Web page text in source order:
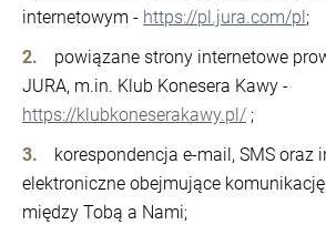
internetowym - https://pl.jura.com/pl;
powiązane strony internetowe
JURA, m.in. Klub Konesera Kawy -
https://klubkoneserakawy.pl/ ;
korespondencja e-mail, SMS oraz
elektroniczne obejmujące
między Tobą a Nami;